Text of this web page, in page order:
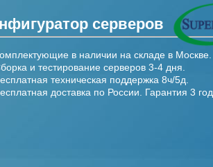
серверов
в наличии на складе в Москве.
и тестирование серверов 3-4 дня.
техническая поддержка 8ч/5д.
доставка по России. Гарантия 3